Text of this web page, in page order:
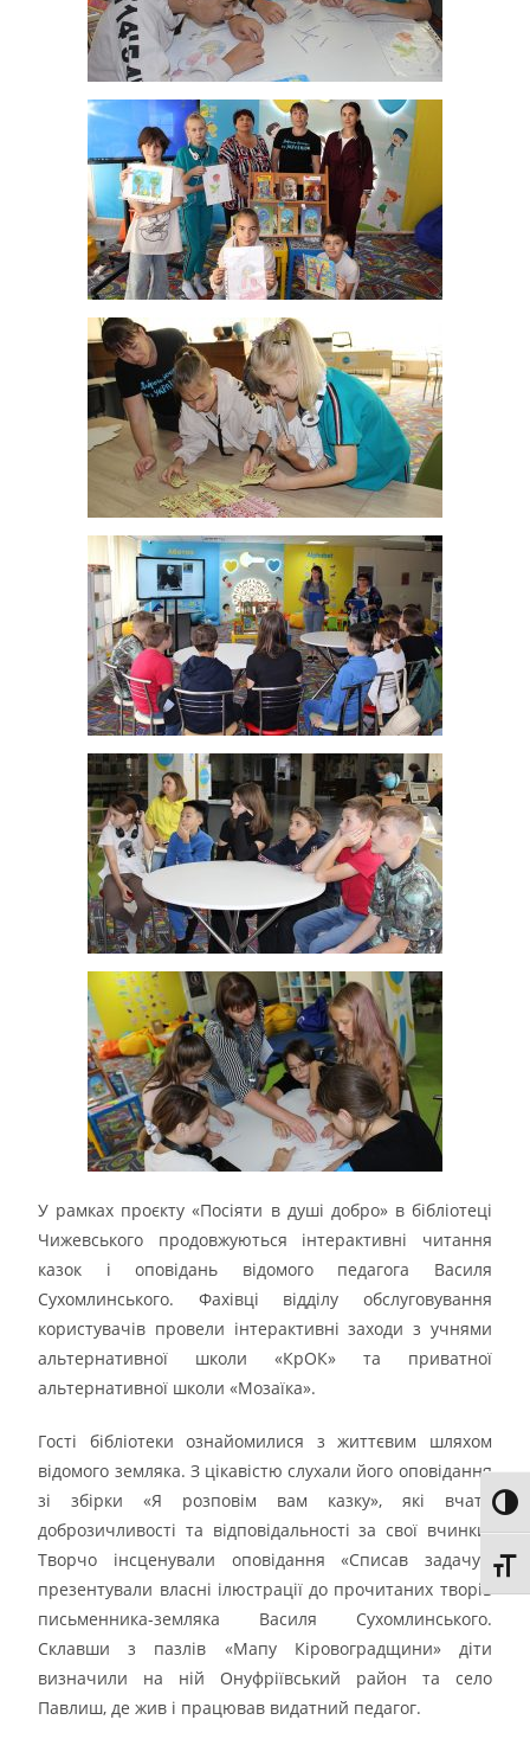
У рамках проєкту «Посіяти в душі добро» в бібліотеці
Чижевського продовжуються інтерактивні читання
казок і оповідань відомого педагога Василя
Сухомлинського. Фахівці відділу обслуговування
користувачів провели інтерактивні заходи з учнями
альтернативної школи «КрОК» та приватної
альтернативної школи «Мозаїка».
Гості бібліотеки ознайомилися з життєвим шляхом
відомого земляка. З цікавістю слухали його оповідання
зі збірки «Я розповім вам казку», які вчать
доброзичливості та відповідальності за свої вчинки.
Творчо інсценували оповідання «Списав задачу»,
презентували власні ілюстрації до прочитаних творів
письменника-земляка Василя Сухомлинського.
Склавши з пазлів «Мапу Кіровоградщини» діти
визначили на ній Онуфріївський район та село
Павлиш, де жив і працював видатний педагог.